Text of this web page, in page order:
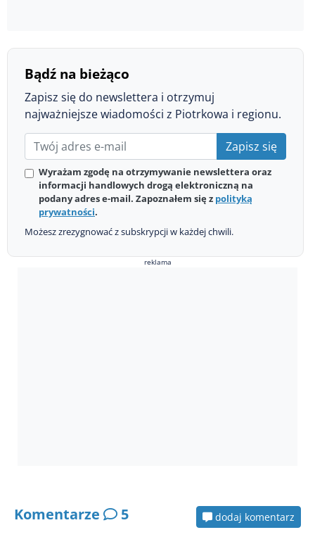
Bądź na bieżąco
Zapisz się do newslettera i otrzymuj
najważniejsze wiadomości z Piotrkowa i regionu.
Zapisz się
Wyrażam zgodę na otrzymywanie newslettera oraz
informacji handlowych drogą elektroniczną na
podany adres e-mail. Zapoznałem się z polityką
prywatności.
Możesz zrezygnować z subskrypcji w każdej chwili.
reklama
Komentarze 5 dodaj komentarz